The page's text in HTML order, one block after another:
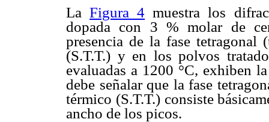
LaFigura 4 muestra los
dopada con 3 % molar de
presencia de la fase
(S.T.T.) y en los polvos
evaluadas a 1200 °C, exhiben
debe señalar que la fase
térmico (S.T.T.) consiste
ancho de los picos.